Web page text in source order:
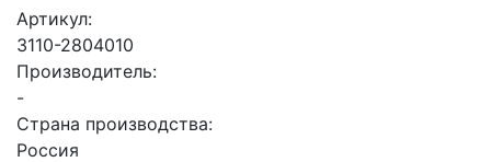
Артикул:
3110-2804010
Производитель:
-
Страна производства:
Россия